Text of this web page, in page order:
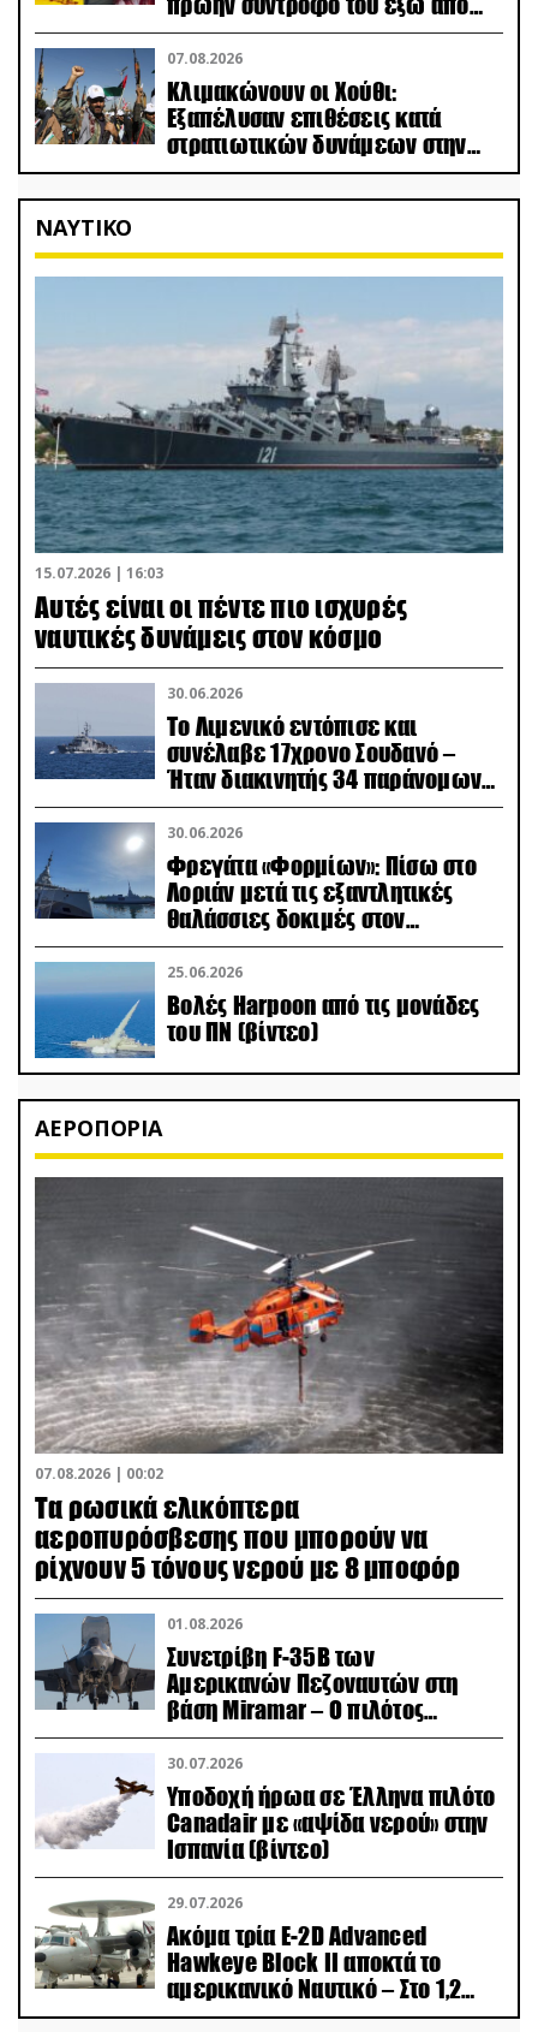
φαρμακείο (βίντεο)
07.08.2026
Κλιμακώνουν οι Χούθι:
Eξαπέλυσαν επιθέσεις κατά
στρατιωτικών δυνάμεων στην
Υεμένη – Πλήγματα & στη
Σαουδική Αραβία!
ΝΑΥΤΙΚΟ
15.07.2026 | 16:03
Aυτές είναι οι πέντε πιο ισχυρές
ναυτικές δυνάμεις στον κόσμο
30.06.2026
Το Λιμενικό εντόπισε και
συνέλαβε 17χρονο Σουδανό –
Ήταν διακινητής 34 παράνομων
μεταναστών
30.06.2026
Φρεγάτα «Φορμίων»: Πίσω στο
Λοριάν μετά τις εξαντλητικές
θαλάσσιες δοκιμές στον
απαιτητικό Βισκαϊκό
25.06.2026
Βολές Harpoon από τις μονάδες
του ΠΝ (βίντεο)
ΑΕΡΟΠΟΡΙΑ
07.08.2026 | 00:02
Τα ρωσικά ελικόπτερα
αεροπυρόσβεσης που μπορούν να
ρίχνουν 5 τόνους νερού με 8 μποφόρ
01.08.2026
Συνετρίβη F-35B των
Αμερικανών Πεζοναυτών στη
βάση Miramar – Ο πιλότος
εκτινάχθηκε εγκαίρως
30.07.2026
Υποδοχή ήρωα σε Έλληνα πιλότο
Canadair με «αψίδα νερού» στην
Ισπανία (βίντεο)
29.07.2026
Ακόμα τρία E-2D Advanced
Hawkeye Block II αποκτά το
αμερικανικό Ναυτικό – Στο 1,2
δισ.δολάρια το κόστος